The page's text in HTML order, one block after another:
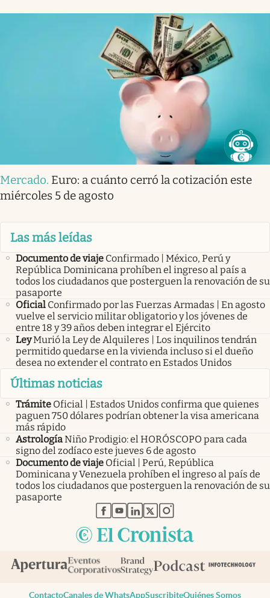
Mercado. Euro: a cuánto cerró la cotización este
miércoles 5 de agosto
Las más leídas
Documento de viaje Confirmado | México, Perú y
República Dominicana prohíben el ingreso al país a
todos los ciudadanos que posterguen la renovación de su
pasaporte
Oficial Confirmado por las Fuerzas Armadas | En agosto
vuelve el servicio militar obligatorio y los jóvenes de
entre 18 y 39 años deben integrar el Ejército
LeyMurió la Ley de Alquileres | Los inquilinos tendrán
permitido quedarse en la vivienda incluso si el dueño
desea no extender el contrato en Estados Unidos
Últimas noticias
Trámite Oficial | Estados Unidos confirma que quienes
paguen 750 dólares podrían obtener la visa americana
más rápido
AstrologíaNiño Prodigio: el HORÓSCOPO para cada
signo del zodíaco este jueves 6 de agosto
Documento de viaje Oficial | Perú, República
Dominicana y Venezuela prohíben el ingreso al país de
todos los ciudadanos que posterguen la renovación de su
pasaporte
abre en nueva pestaña
abre en nueva pestaña
abre en nueva pestaña
abre en nueva pestaña
abre en nueva pestaña
ContactoCanales de WhatsAppSuscribiteQuiénes Somos